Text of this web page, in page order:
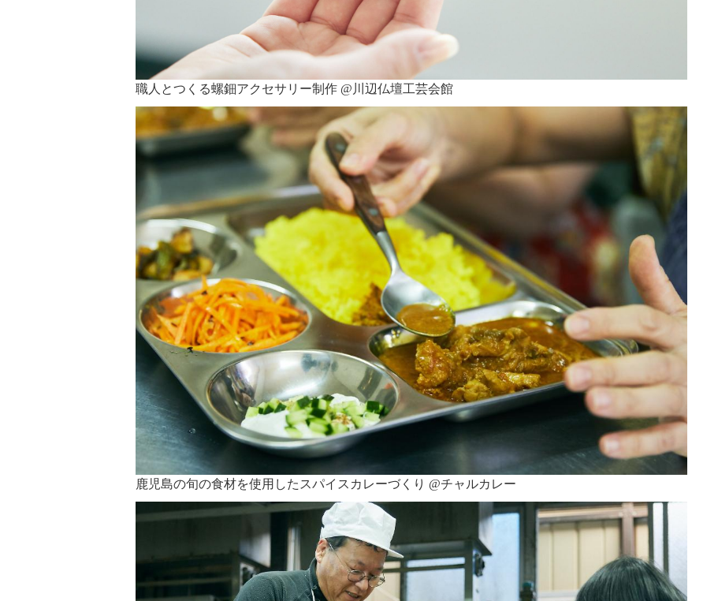
職人とつくる螺鈿アクセサリー制作 @川辺仏壇工芸会館
鹿児島の旬の食材を使用したスパイスカレーづくり @チャルカレー